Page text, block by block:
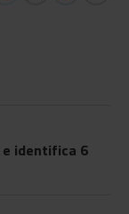
e identifica 6